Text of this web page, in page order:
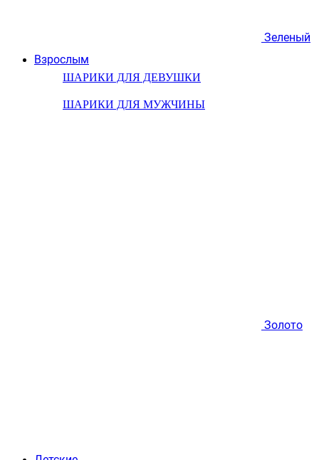
Взрослым
ШАРИКИ ДЛЯ ДЕВУШКИ
ШАРИКИ ДЛЯ МУЖЧИНЫ
Зеленый
Золото